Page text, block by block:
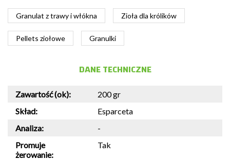
Granulat z trawy i włókna Zioła dla królików
Pellets ziołowe Granulki
DANE TECHNICZNE
Zawartość (ok):
200 gr
Skład:
Esparceta
Analiza:
-
Promuje
żerowanie:
Tak